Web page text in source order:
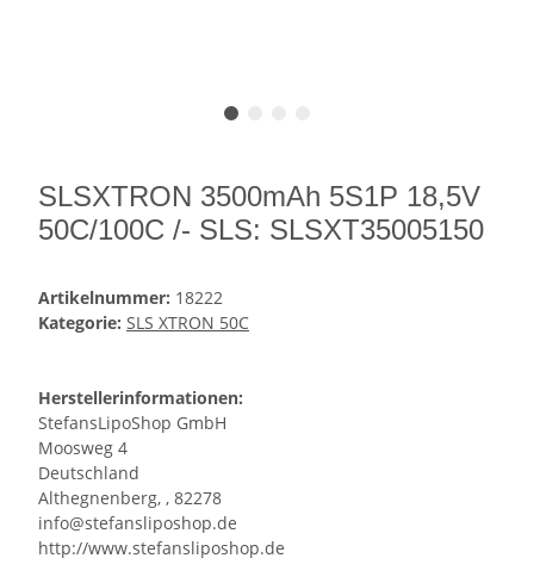
SLSXTRON 3500mAh 5S1P 18,5V
50C/100C /- SLS: SLSXT35005150
Artikelnummer: 18222
Kategorie: SLS XTRON 50C
Herstellerinformationen:
StefansLipoShop GmbH
Moosweg 4
Deutschland
Althegnenberg, , 82278
info@stefansliposhop.de
http://www.stefansliposhop.de